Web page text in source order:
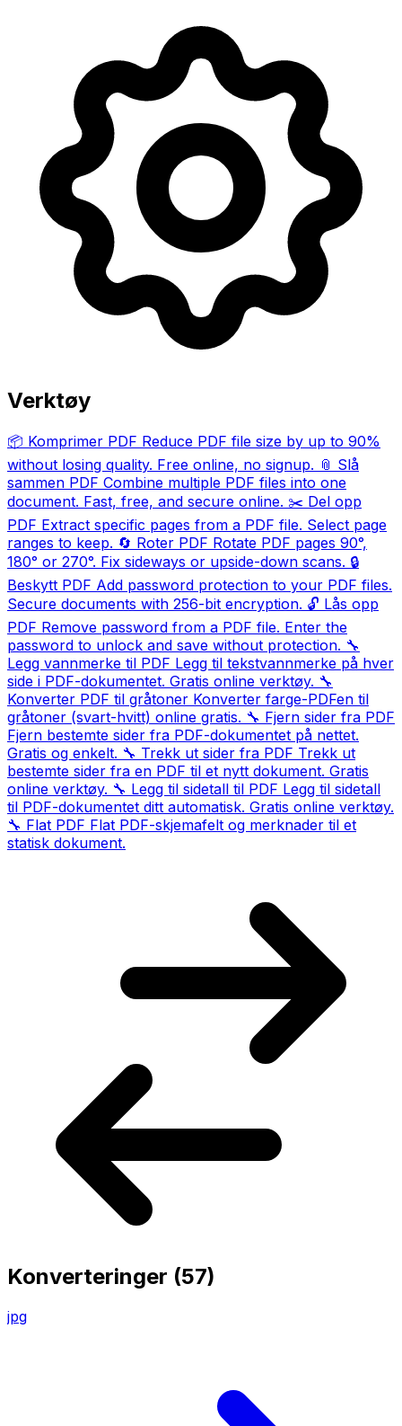
Verktøy
📦 Komprimer PDF Reduce PDF file size by up to 90%
without losing quality. Free online, no signup. 📎 Slå
sammen PDF Combine multiple PDF files into one
document. Fast, free, and secure online. ✂️ Del opp
PDF Extract specific pages from a PDF file. Select page
ranges to keep. 🔄 Roter PDF Rotate PDF pages 90°,
180° or 270°. Fix sideways or upside-down scans. 🔒
Beskytt PDF Add password protection to your PDF files.
Secure documents with 256-bit encryption. 🔓 Lås opp
PDF Remove password from a PDF file. Enter the
password to unlock and save without protection. 🔧
Legg vannmerke til PDF Legg til tekstvannmerke på hver
side i PDF-dokumentet. Gratis online verktøy. 🔧
Konverter PDF til gråtoner Konverter farge-PDFen til
gråtoner (svart-hvitt) online gratis. 🔧 Fjern sider fra PDF
Fjern bestemte sider fra PDF-dokumentet på nettet.
Gratis og enkelt. 🔧 Trekk ut sider fra PDF Trekk ut
bestemte sider fra en PDF til et nytt dokument. Gratis
online verktøy. 🔧 Legg til sidetall til PDF Legg til sidetall
til PDF-dokumentet ditt automatisk. Gratis online verktøy.
🔧 Flat PDF Flat PDF-skjemafelt og merknader til et
statisk dokument.
Konverteringer (57)
jpg